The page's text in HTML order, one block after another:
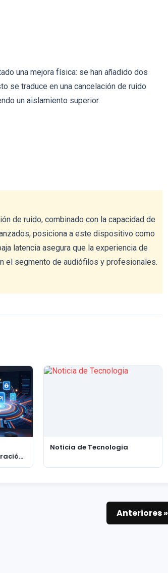
una mejora física: se han añadido dos
se traduce en una cancelación de ruido
un aislamiento superior.
de ruido, combinado con la capacidad de
posiciona a este dispositivo como
latencia asegura que la experiencia de
el segmento de audiófilos y profesionales.
Noticia de Tecnologia
Anteriores »